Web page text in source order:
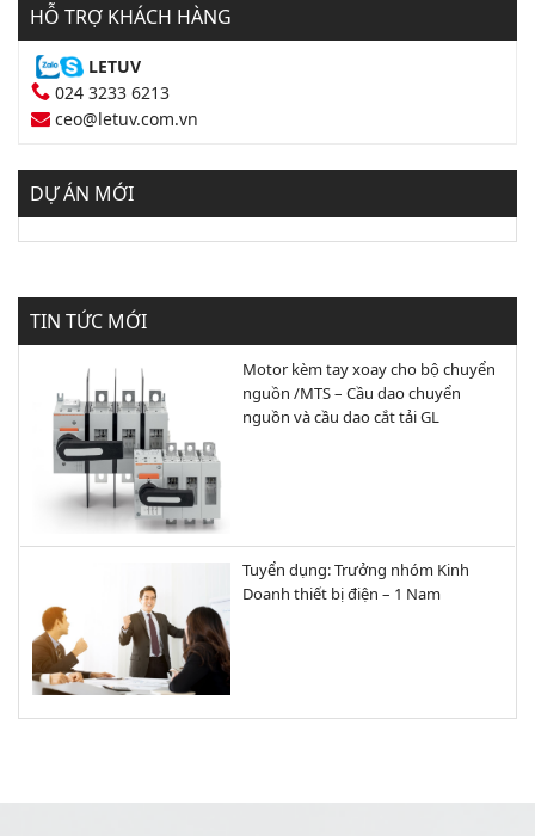
HỖ TRỢ KHÁCH HÀNG
LETUV
024 3233 6213
ceo@letuv.com.vn
DỰ ÁN MỚI
TIN TỨC MỚI
Motor kèm tay xoay cho bộ chuyển
nguồn /MTS – Cầu dao chuyển
nguồn và cầu dao cắt tải GL
Tuyển dụng: Trưởng nhóm Kinh
Doanh thiết bị điện – 1 Nam